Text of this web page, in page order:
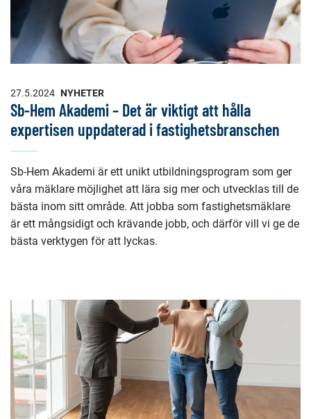
27.5.2024 NYHETER
Sb-Hem Akademi – Det är viktigt att hålla
expertisen uppdaterad i fastighetsbranschen
Sb-Hem Akademi är ett unikt utbildningsprogram som ger
våra mäklare möjlighet att lära sig mer och utvecklas till de
bästa inom sitt område. Att jobba som fastighetsmäklare
är ett mångsidigt och krävande jobb, och därför vill vi ge de
bästa verktygen för att lyckas.